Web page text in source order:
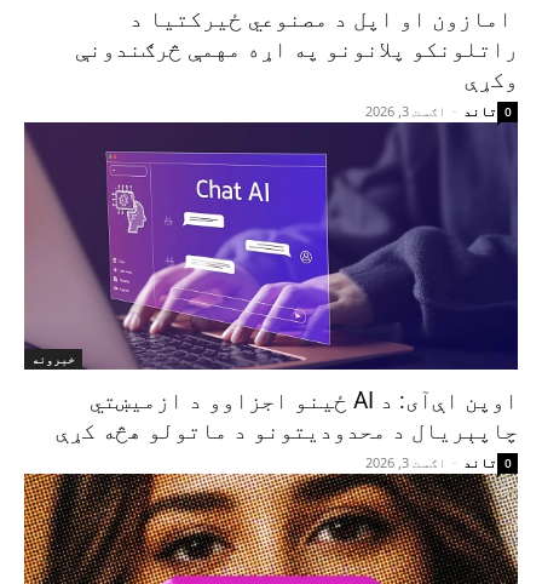
امازون او اپل د مصنوعي ځیرکتیا د
راتلونکو پلانونو په اړه مهمې څرګندونې
وکړې
تاند - اګست 3, 2026 0
خبرونه
اوپن اې‌آی: د AI ځینو اجزاوو د ازمیښتي
چاپېریال د محدودیتونو د ماتولو هڅه کړې
تاند - اګست 3, 2026 0